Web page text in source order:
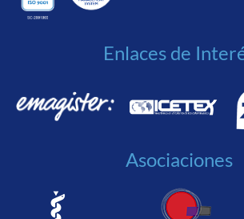
Enlaces de
Asociaciones